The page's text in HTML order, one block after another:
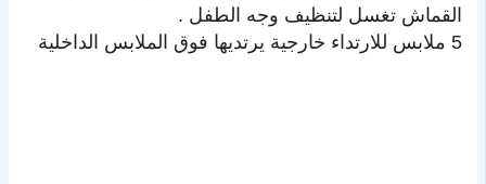
القماش تغسل لتنظيف وجه الطفل .
5 ملابس للارتداء خارجية يرتديها فوق الملابس الداخلية